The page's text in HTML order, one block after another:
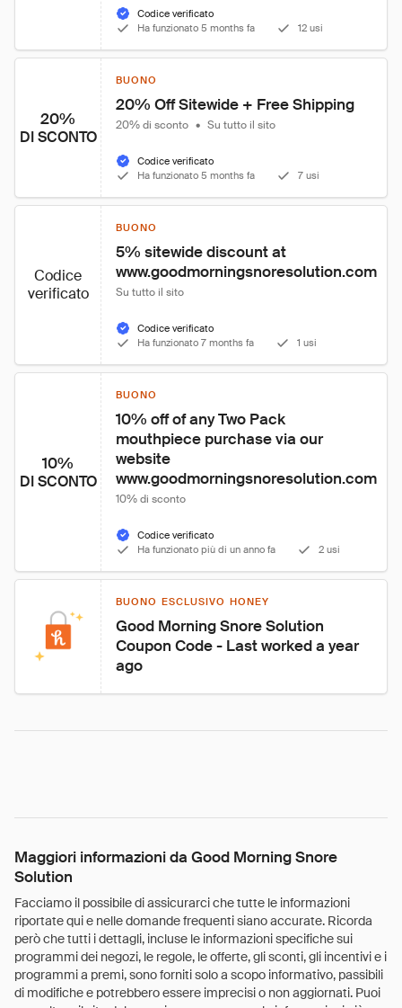
Codice verificato
Ha funzionato 5 months fa
12 usi
20%
DI SCONTO
BUONO
20% Off Sitewide + Free Shipping
20% di sconto • Su tutto il sito
Codice verificato
Ha funzionato 5 months fa
7 usi
Codice
verificato
BUONO
5% sitewide discount at
www.goodmorningsnoresolution.com
Su tutto il sito
Codice verificato
Ha funzionato 7 months fa
1 usi
10%
DI SCONTO
BUONO
10% off of any Two Pack
mouthpiece purchase via our
website
www.goodmorningsnoresolution.com
10% di sconto
Codice verificato
Ha funzionato più di un anno fa
2 usi
BUONO ESCLUSIVO HONEY
Good Morning Snore Solution
Coupon Code - Last worked a year
ago
Maggiori informazioni da Good Morning Snore
Solution
Facciamo il possibile di assicurarci che tutte le informazioni
riportate qui e nelle domande frequenti siano accurate. Ricorda
però che tutti i dettagli, incluse le informazioni specifiche sui
programmi dei negozi, le regole, le offerte, gli sconti, gli incentivi e i
programmi a premi, sono forniti solo a scopo informativo, passibili
di modifiche e potrebbero essere imprecisi o non aggiornati. Puoi